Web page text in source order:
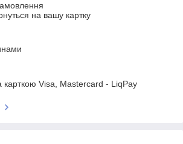
на вашу картку
Visa, Mastercard - LiqPay